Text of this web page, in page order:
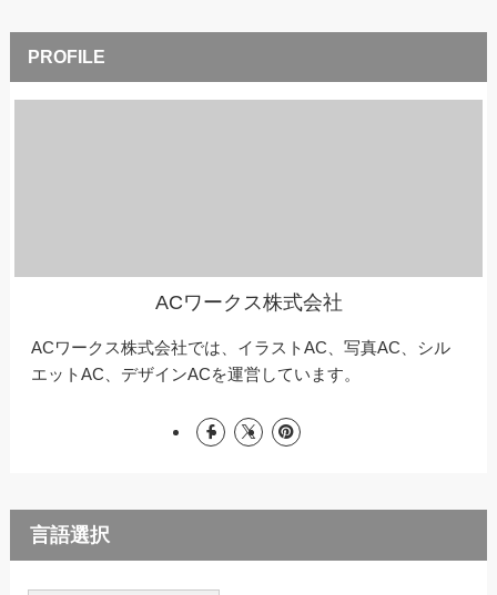
ACワークス株式会社
ACワークス株式会社では、イラストAC、写真AC、シル
エットAC、デザインACを運営しています。
言語選択